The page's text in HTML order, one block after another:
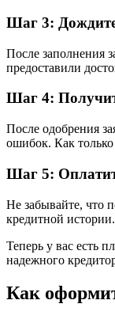
Шаг 3:
После заполнения
предоставили
Шаг 4:
После одобрения
ошибок. Как только
Шаг 5:
Не забывайте, что
кредитной
Теперь у вас есть
надежного
Как